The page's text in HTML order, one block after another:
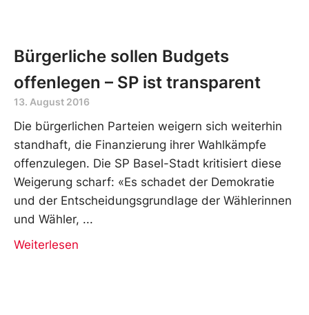
Bürgerliche sollen Budgets
offenlegen – SP ist transparent
13. August 2016
Die bürgerlichen Parteien weigern sich weiterhin
standhaft, die Finanzierung ihrer Wahlkämpfe
offenzulegen. Die SP Basel-Stadt kritisiert diese
Weigerung scharf: «Es schadet der Demokratie
und der Entscheidungsgrundlage der Wählerinnen
und Wähler,
Weiterlesen